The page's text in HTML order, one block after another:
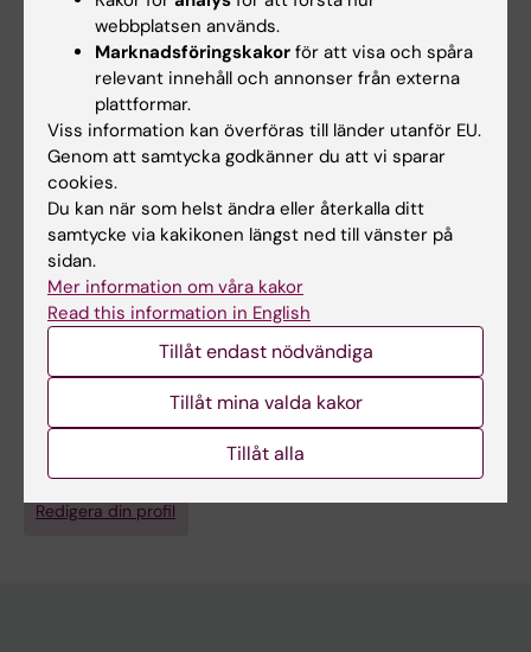
Personnel and Development is a association
for Human Resource Management
professionals, England (2020)
BScHons Business and International Relations,
Aston University, England (2015)
Länkar:
Karriärutveckling- och karriärväxlingssprogrammet
Off-boarding process (ENG)
Off-boarding process (SV)
Learning HUB (All central HRs courses for managers)
HR Support
Är du Julia Linder?
Redigera din profil
webbplatsen används.
Marknadsföringskakor för att visa och spåra
relevant innehåll och annonser från externa
plattformar.
Viss information kan överföras till länder utanför EU.
Genom att samtycka godkänner du att vi sparar
cookies.
Du kan när som helst ändra eller återkalla ditt
samtycke via kakikonen längst ned till vänster på
sidan.
Mer information om våra kakor
Read this information in English
Tillåt endast nödvändiga
Tillåt mina valda kakor
Tillåt alla